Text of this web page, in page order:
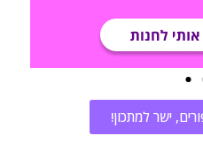
ישר למתכון!